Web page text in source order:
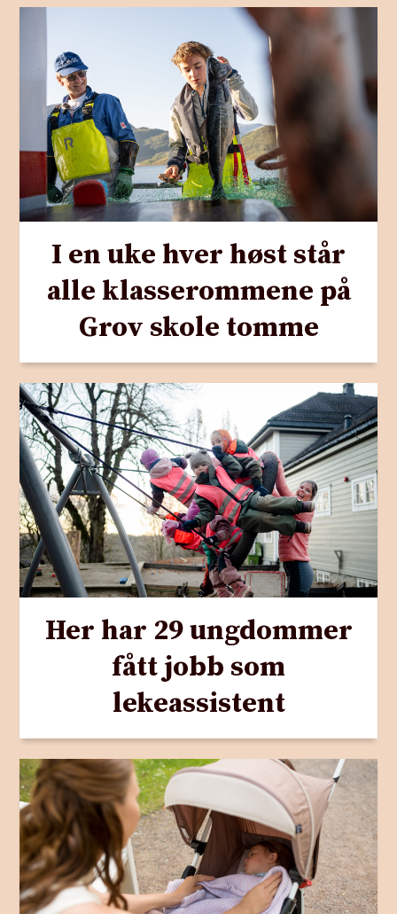
I en uke hver høst står
alle klasserommene på
Grov skole tomme
Her har 29 ungdommer
fått jobb som
lekeassistent